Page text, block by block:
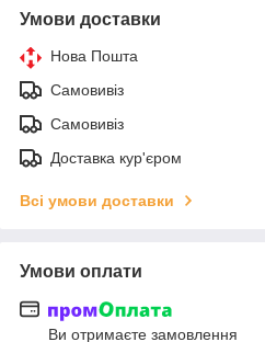
Умови доставки
Нова Пошта
Самовивіз
Самовивіз
Доставка кур'єром
Всі умови доставки
Умови оплати
Ви отримаєте замовлення